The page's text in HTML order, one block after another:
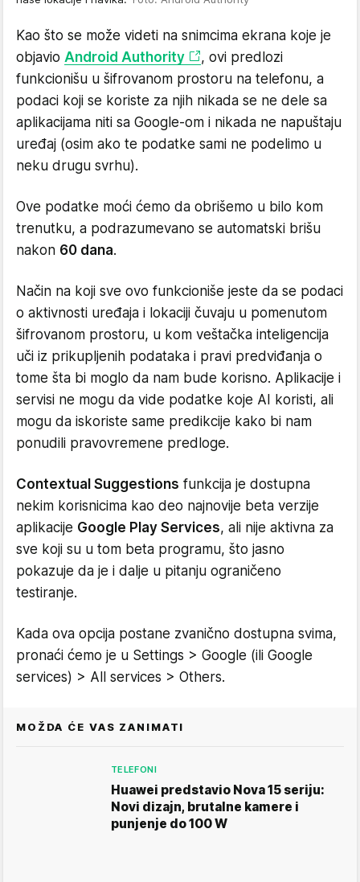
Kao što se može videti na snimcima ekrana koje je
objavio Android Authority
, ovi predlozi
funkcionišu u šifrovanom prostoru na telefonu, a
podaci koji se koriste za njih nikada se ne dele sa
aplikacijama niti sa Google-om i nikada ne napuštaju
uređaj (osim ako te podatke sami ne podelimo u
neku drugu svrhu).
Ove podatke moći ćemo da obrišemo u bilo kom
trenutku, a podrazumevano se automatski brišu
nakon 60 dana.
Način na koji sve ovo funkcioniše jeste da se podaci
o aktivnosti uređaja i lokaciji čuvaju u pomenutom
šifrovanom prostoru, u kom veštačka inteligencija
uči iz prikupljenih podataka i pravi predviđanja o
tome šta bi moglo da nam bude korisno. Aplikacije i
servisi ne mogu da vide podatke koje AI koristi, ali
mogu da iskoriste same predikcije kako bi nam
ponudili pravovremene predloge.
Contextual Suggestions funkcija je dostupna
nekim korisnicima kao deo najnovije beta verzije
aplikacije Google Play Services, ali nije aktivna za
sve koji su u tom beta programu, što jasno
pokazuje da je i dalje u pitanju ograničeno
testiranje.
Kada ova opcija postane zvanično dostupna svima,
pronaći ćemo je u Settings > Google (ili Google
services) > All services > Others.
MOŽDA ĆE VAS ZANIMATI
TELEFONI
Huawei predstavio Nova 15 seriju:
Novi dizajn, brutalne kamere i
punjenje do 100 W